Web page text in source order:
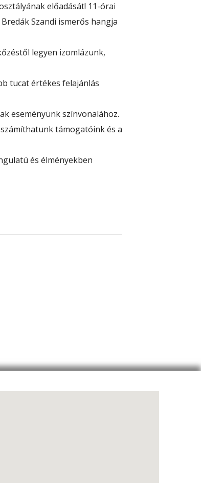
előadását! 11-órai
Bredák Szandi ismerős hangja
legyen izomlázunk,
tucat értékes felajánlás
eseményünk színvonalához.
támogatóink és a
és élményekben